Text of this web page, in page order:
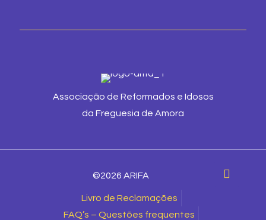
Associação de Reformados e Idosos
da Freguesia de Amora
©2026 ARIFA
Livro de Reclamações
FAQ’s – Questões frequentes